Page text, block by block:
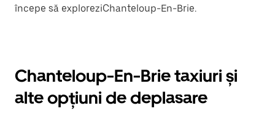
începe să exploreziChanteloup-En-Brie.
Chanteloup-En-Brie taxiuri și
alte opțiuni de deplasare